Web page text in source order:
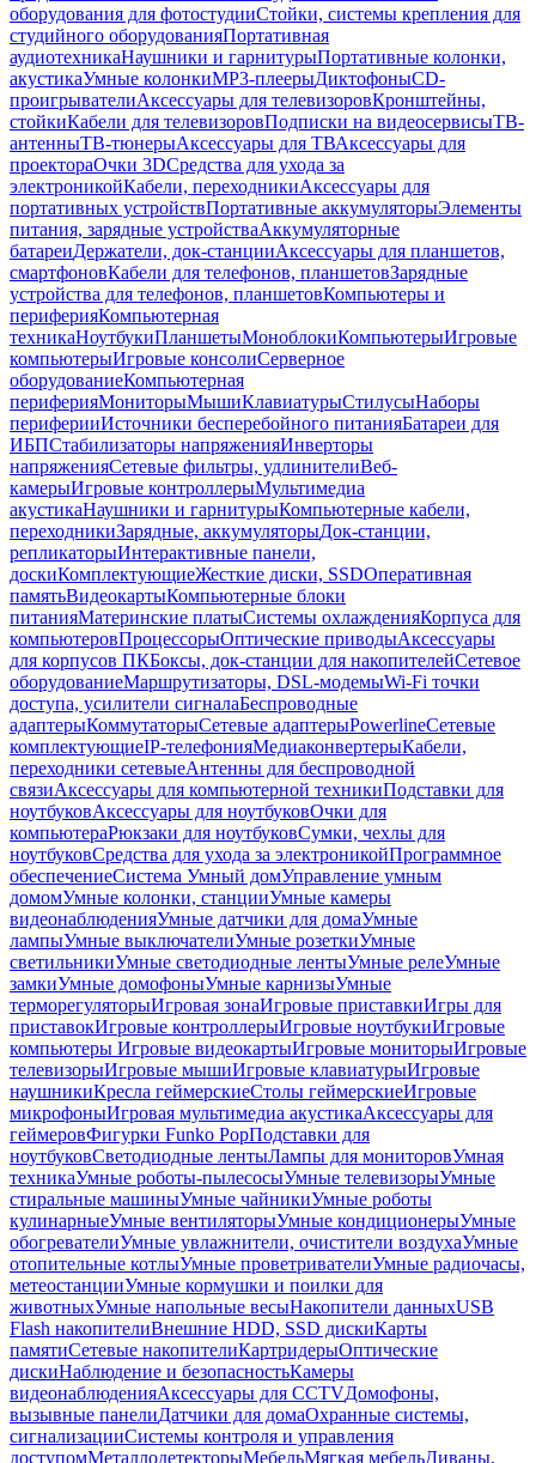
оборудования для фотостудииСтойки, системы крепления для
студийного оборудованияПортативная
аудиотехникаНаушники и гарнитурыПортативные колонки,
акустикаУмные колонкиMP3-плеерыДиктофоныCD-
проигрывателиАксессуары для телевизоровКронштейны,
стойкиКабели для телевизоровПодписки на видеосервисыТВ-
антенныТВ-тюнерыАксессуары для ТВАксессуары для
проектораОчки 3DСредства для ухода за
электроникойКабели, переходникиАксессуары для
портативных устройствПортативные аккумуляторыЭлементы
питания, зарядные устройстваАккумуляторные
батареиДержатели, док-станцииАксессуары для планшетов,
смартфоновКабели для телефонов, планшетовЗарядные
устройства для телефонов, планшетовКомпьютеры и
периферияКомпьютерная
техникаНоутбукиПланшетыМоноблокиКомпьютерыИгровые
компьютерыИгровые консолиСерверное
оборудованиеКомпьютерная
периферияМониторыМышиКлавиатурыСтилусыНаборы
периферииИсточники бесперебойного питанияБатареи для
ИБПСтабилизаторы напряженияИнверторы
напряженияСетевые фильтры, удлинителиВеб-
камерыИгровые контроллерыМультимедиа
акустикаНаушники и гарнитурыКомпьютерные кабели,
переходникиЗарядные, аккумуляторыДок-станции,
репликаторыИнтерактивные панели,
доскиКомплектующиеЖесткие диски, SSDОперативная
памятьВидеокартыКомпьютерные блоки
питанияМатеринские платыСистемы охлажденияКорпуса для
компьютеровПроцессорыОптические приводыАксессуары
для корпусов ПКБоксы, док-станции для накопителейСетевое
оборудованиеМаршрутизаторы, DSL-модемыWi-Fi точки
доступа, усилители сигналаБеспроводные
адаптерыКоммутаторыСетевые адаптерыPowerlineСетевые
комплектующиеIP-телефонияМедиаконвертерыКабели,
переходники сетевыеАнтенны для беспроводной
связиАксессуары для компьютерной техникиПодставки для
ноутбуковАксессуары для ноутбуковОчки для
компьютераРюкзаки для ноутбуковСумки, чехлы для
ноутбуковСредства для ухода за электроникойПрограммное
обеспечениеСистема Умный домУправление умным
домомУмные колонки, станцииУмные камеры
видеонаблюденияУмные датчики для домаУмные
лампыУмные выключателиУмные розеткиУмные
светильникиУмные светодиодные лентыУмные релеУмные
замкиУмные домофоныУмные карнизыУмные
терморегуляторыИгровая зонаИгровые приставкиИгры для
приставокИгровые контроллерыИгровые ноутбукиИгровые
компьютеры Игровые видеокартыИгровые мониторыИгровые
телевизорыИгровые мышиИгровые клавиатурыИгровые
наушникиКресла геймерскиеСтолы геймерскиеИгровые
микрофоныИгровая мультимедиа акустикаАксессуары для
геймеровФигурки Funko PopПодставки для
ноутбуковСветодиодные лентыЛампы для мониторовУмная
техникаУмные роботы-пылесосыУмные телевизорыУмные
стиральные машиныУмные чайникиУмные роботы
кулинарныеУмные вентиляторыУмные кондиционерыУмные
обогревателиУмные увлажнители, очистители воздухаУмные
отопительные котлыУмные проветривателиУмные радиочасы,
метеостанцииУмные кормушки и поилки для
животныхУмные напольные весыНакопители данныхUSB
Flash накопителиВнешние HDD, SSD дискиКарты
памятиСетевые накопителиКартридерыОптические
дискиНаблюдение и безопасностьКамеры
видеонаблюденияАксессуары для CCTVДомофоны,
вызывные панелиДатчики для домаОхранные системы,
сигнализацииСистемы контроля и управления
доступомМеталлодетекторыМебельМягкая мебельДиваны,